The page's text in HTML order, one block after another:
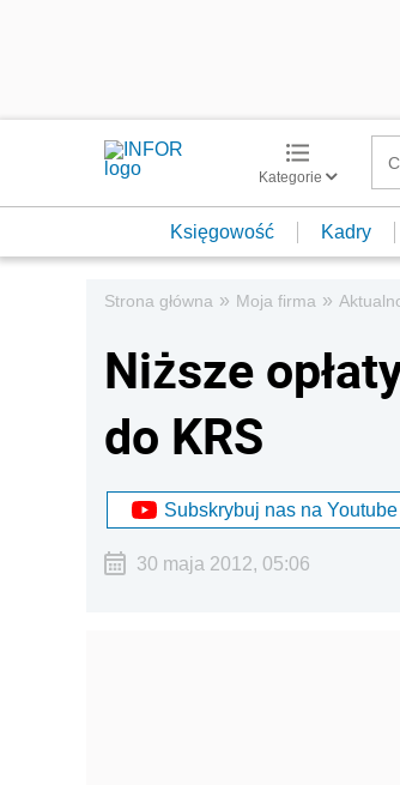
Kategorie
Księgowość Kadry
Strona główna » Moja firma »
Niższe
do KRS
Subskrybuj nas na Youtube
30 maja 2012, 05:06